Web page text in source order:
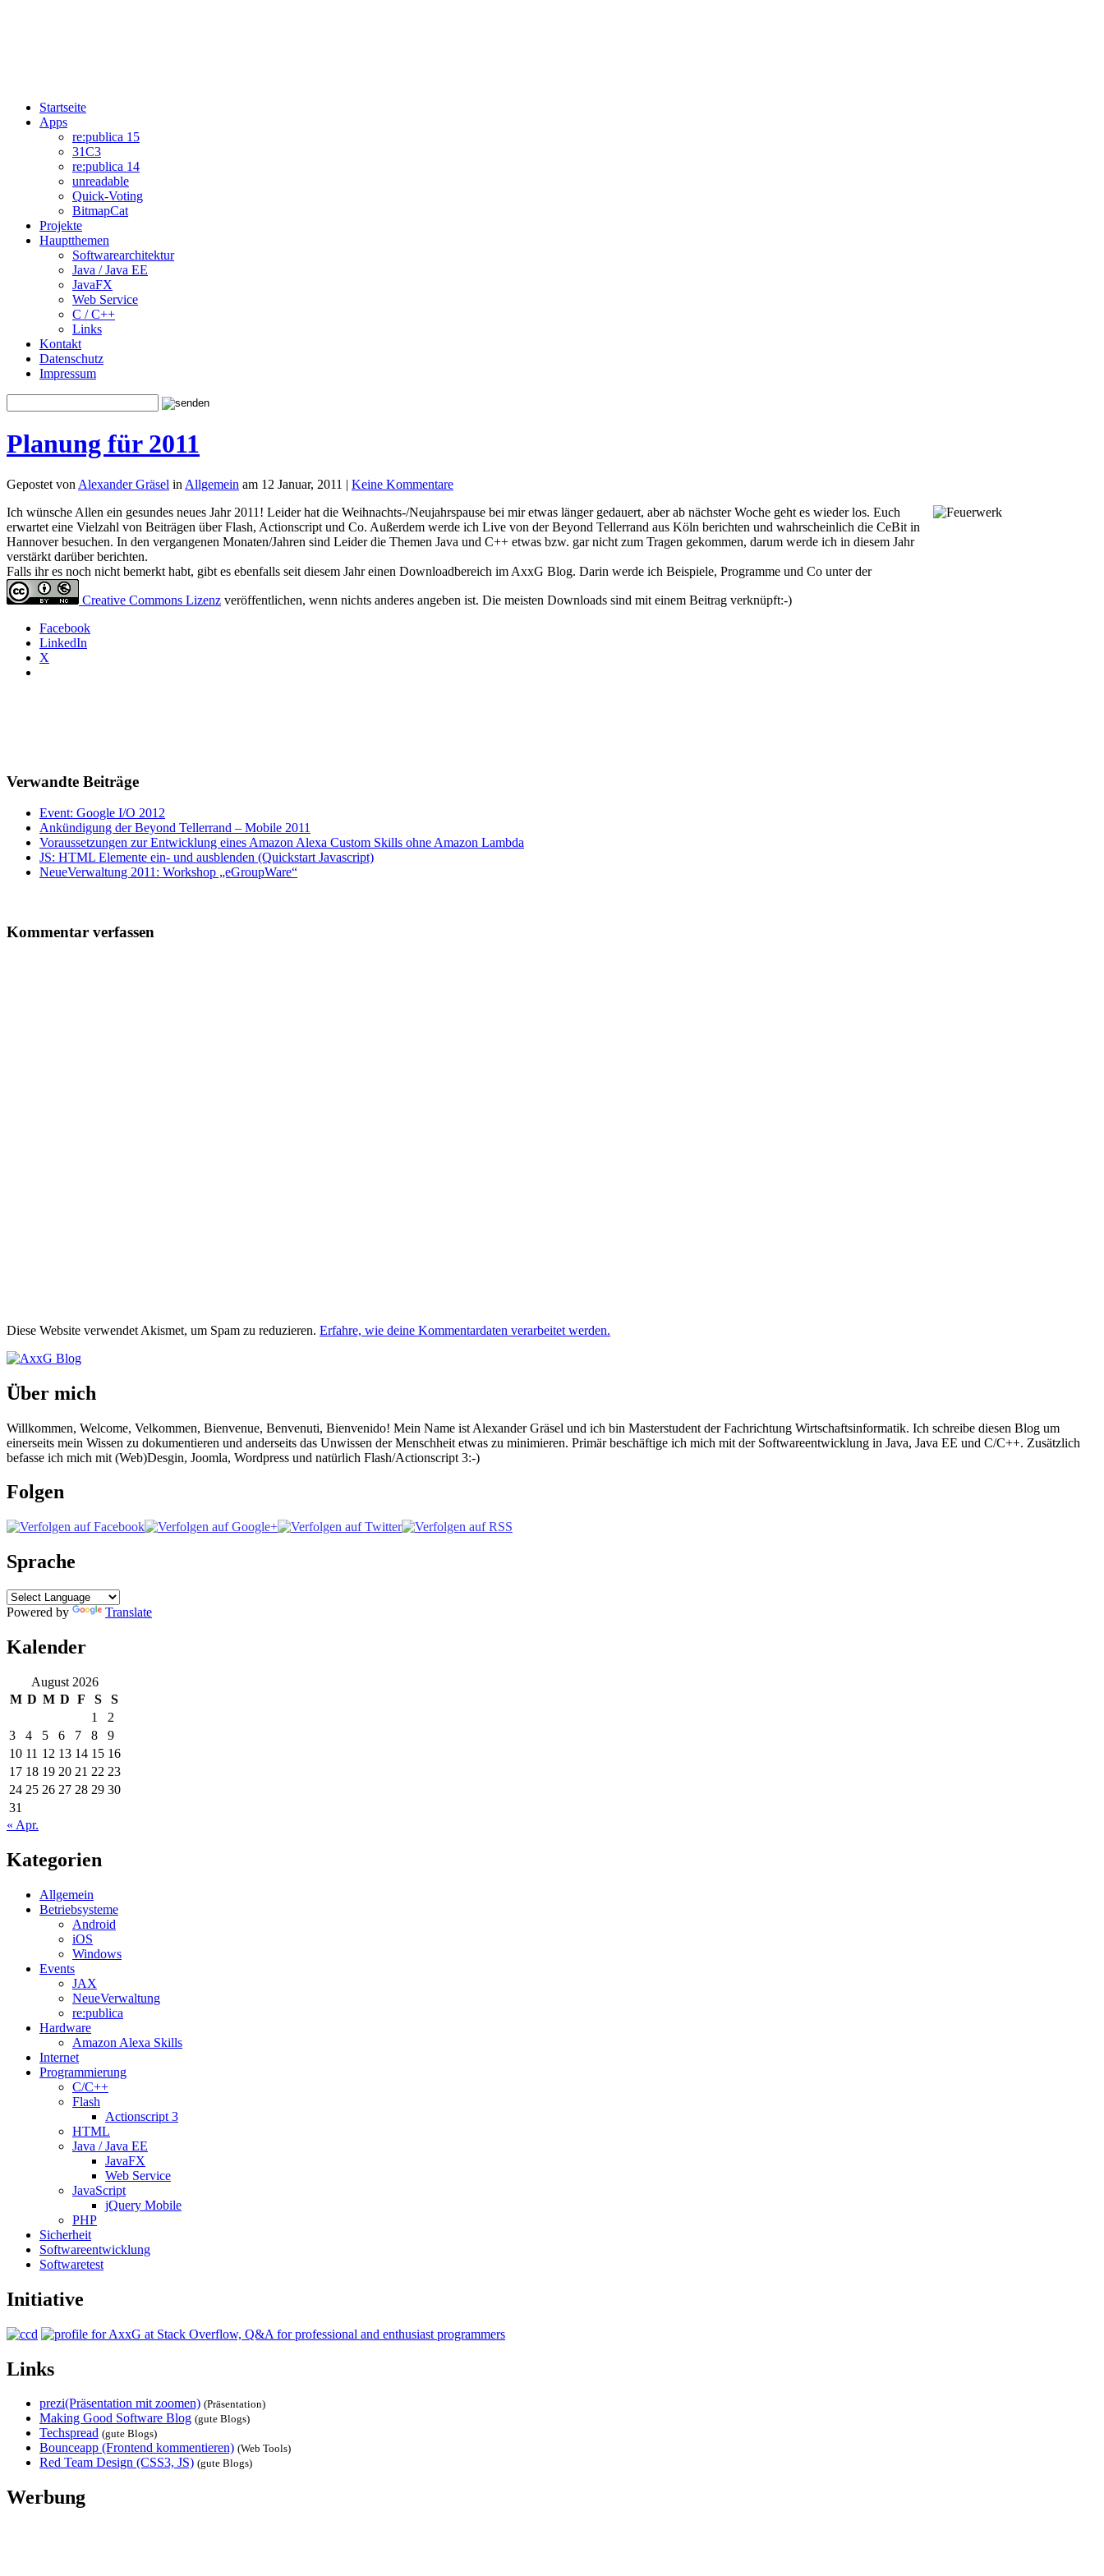
Startseite
Apps
re:publica 15
31C3
re:publica 14
unreadable
Quick-Voting
BitmapCat
Projekte
Hauptthemen
Softwarearchitektur
Java / Java EE
JavaFX
Web Service
C / C++
Links
Kontakt
Datenschutz
Impressum
Planung für 2011
Gepostet von Alexander Gräsel in Allgemein am 12 Januar, 2011 | Keine Kommentare
Ich wünsche Allen ein gesundes neues Jahr 2011! Leider hat die Weihnachts-/Neujahrspause bei mir etwas länger gedauert, aber ab nächster Woche geht es wieder los. Euch
erwartet eine Vielzahl von Beiträgen über Flash, Actionscript und Co. Außerdem werde ich Live von der Beyond Tellerrand aus Köln berichten und wahrscheinlich die CeBit in
Hannover besuchen. In den vergangenen Monaten/Jahren sind Leider die Themen Java und C++ etwas bzw. gar nicht zum Tragen gekommen, darum werde ich in diesem Jahr
verstärkt darüber berichten.
Falls ihr es noch nicht bemerkt habt, gibt es ebenfalls seit diesem Jahr einen Downloadbereich im AxxG Blog. Darin werde ich Beispiele, Programme und Co unter der
Creative Commons Lizenz veröffentlichen, wenn nichts anderes angeben ist. Die meisten Downloads sind mit einem Beitrag verknüpft:-)
Facebook
LinkedIn
X
Verwandte Beiträge
Event: Google I/O 2012
Ankündigung der Beyond Tellerrand – Mobile 2011
Voraussetzungen zur Entwicklung eines Amazon Alexa Custom Skills ohne Amazon Lambda
JS: HTML Elemente ein- und ausblenden (Quickstart Javascript)
NeueVerwaltung 2011: Workshop „eGroupWare“
Kommentar verfassen
Diese Website verwendet Akismet, um Spam zu reduzieren. Erfahre, wie deine Kommentardaten verarbeitet werden.
Über mich
Willkommen, Welcome, Velkommen, Bienvenue, Benvenuti, Bienvenido! Mein Name ist Alexander Gräsel und ich bin Masterstudent der Fachrichtung Wirtschaftsinformatik. Ich schreibe diesen Blog um
einerseits mein Wissen zu dokumentieren und anderseits das Unwissen der Menschheit etwas zu minimieren. Primär beschäftige ich mich mit der Softwareentwicklung in Java, Java EE und C/C++. Zusätzlich
befasse ich mich mit (Web)Desgin, Joomla, Wordpress und natürlich Flash/Actionscript 3:-)
Folgen
Sprache
Powered by Translate
Kalender
August 2026
M D M D F S
S
1
2
3
4 5 6 7 8
9
10 11 12 13 14 15 16
17 18 19 20 21 22 23
24 25 26 27 28 29 30
31
« Apr.
Kategorien
Allgemein
Betriebsysteme
Android
iOS
Windows
Events
JAX
NeueVerwaltung
re:publica
Hardware
Amazon Alexa Skills
Internet
Programmierung
C/C++
Flash
Actionscript 3
HTML
Java / Java EE
JavaFX
Web Service
JavaScript
jQuery Mobile
PHP
Sicherheit
Softwareentwicklung
Softwaretest
Initiative
Links
prezi(Präsentation mit zoomen) (Präsentation)
Making Good Software Blog (gute Blogs)
Techspread (gute Blogs)
Bounceapp (Frontend kommentieren) (Web Tools)
Red Team Design (CSS3, JS) (gute Blogs)
Werbung